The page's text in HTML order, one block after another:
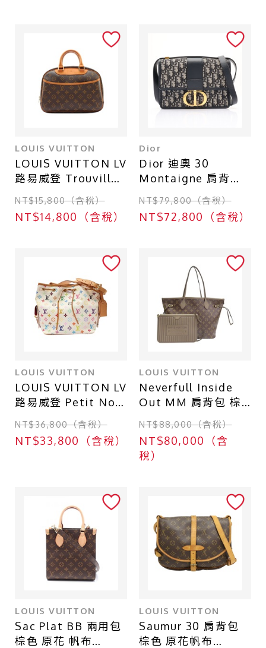
LOUIS VUITTON
LOUIS VUITTON LV
路易威登 Trouville
手提包 棕色 原花帆
布 M42228
NT$15,800（含稅）
NT$14,800（含稅）
Dior
Dior 迪奧 30
Montaigne 肩背包
深藍色 Oblique 緹
花帆布
M9203UTZQ
NT$79,800（含稅）
NT$72,800（含稅）
LOUIS VUITTON
LOUIS VUITTON LV
路易威登 Petit Noe
水桶包 肩背包 白彩
原花帆布 M42229
NT$36,800（含稅）
NT$33,800（含稅）
LOUIS VUITTON
Neverfull Inside
Out MM 肩背包 棕
色帆布【LOUIS
VUITTON LV 路易威
登】 M25664
NT$88,000（含稅）
NT$80,000（含
稅）
LOUIS VUITTON
Sac Plat BB 兩用包
棕色 原花 帆布
LOUIS VUITTON
Saumur 30 肩背包
棕色 原花帆布